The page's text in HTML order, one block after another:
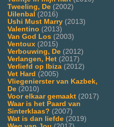
Tweeling, De (2002)
Uilenbal (2016)
Ushi Must Marry (2013)
Valentino (2013)
Van God Los (2003)
Ventoux (2015)
Verbouwing, De (2012)
Verlangen, Het (2017)
Verliefd op Ibiza (2012)
Vet Hard (2005)
Vliegenierster van Kazbek,
De (2010)
Voor elkaar gemaakt (2017)
Waar is het Paard van
Sinterklaas? (2007)
Wat is dan liefde (2019)